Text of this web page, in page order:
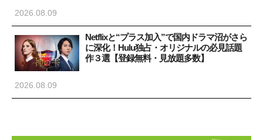
2026.08.09
Netflixと“プラス加入”で国内ドラマ沼がさら
に深化！Hulu独占・オリジナルの必見話題
作３選【登録無料・見放題多数】
2026.08.09